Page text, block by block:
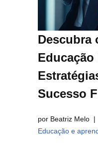
Descubra
Sucesso
por Beatriz Melo
Educação e